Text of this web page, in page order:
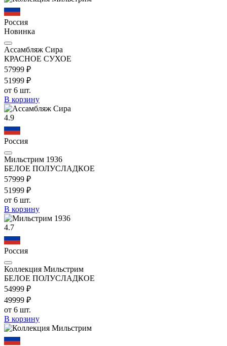
Россия
Новинка
Ассамбляж Сира
КРАСНОЕ СУХОЕ
57999 ₽
51999 ₽
от 6 шт.
В корзину
4.9
Россия
Мильстрим 1936
БЕЛОЕ ПОЛУСЛАДКОЕ
57999 ₽
51999 ₽
от 6 шт.
В корзину
4.7
Россия
Коллекция Мильстрим
БЕЛОЕ ПОЛУСЛАДКОЕ
54999 ₽
49999 ₽
от 6 шт.
В корзину